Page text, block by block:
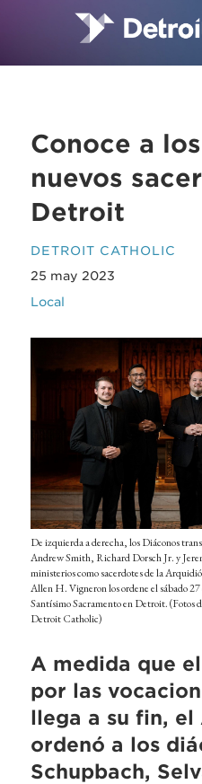
Conoce a
nuevos
Detroit
DETROIT CATHOLIC
25 may 2023
Local
De izquierda a derecha, los Diáconos
Andrew Smith, Richard Dorsch Jr. y
ministerios como sacerdotes de la
Allen H. Vigneron los ordene el sábado
Santísimo Sacramento en Detroit. (Fotos
Detroit Catholic)
A medida que
por las
llega a su fin, el
ordenó a los
Schupbach,